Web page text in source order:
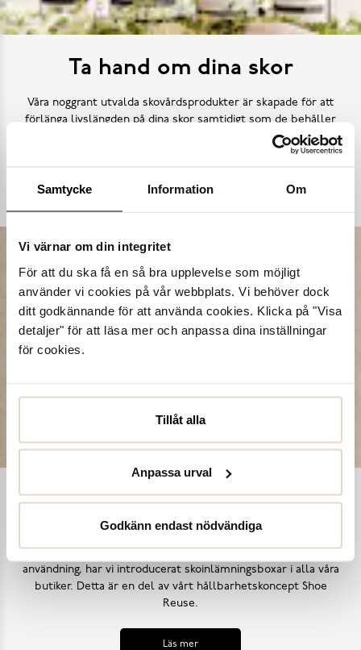
Samtycke Information Om
Vi värnar om din integritet
För att du ska få en så bra upplevelse som möjligt
använder vi cookies på vår webbplats. Vi behöver dock
ditt godkännande för att använda cookies. Klicka på "Visa
detaljer" för att läsa mer och anpassa dina inställningar
för cookies.
Tillåt alla
Anpassa urval
Godkänn endast nödvändiga
Ta hand om dina skor
Våra noggrant utvalda skovårdsprodukter är skapade för att
förlänga livslängden på dina skor samtidigt som de behåller
deras ursprungliga skönhet. Från rengöring och återfuktning till
skydd mot väder och slitage – vi har allt kan tänkas behöva.
Köp skovård
Shoe Reuse
Utifrån målet att inga skor ska bli till avfall i ett för tidigt
skede, samt uppmana till ett mer hållbart synsätt på skors
användning, har vi introducerat skoinlämningsboxar i alla våra
butiker. Detta är en del av vårt hållbarhetskoncept Shoe
Reuse.
Läs mer